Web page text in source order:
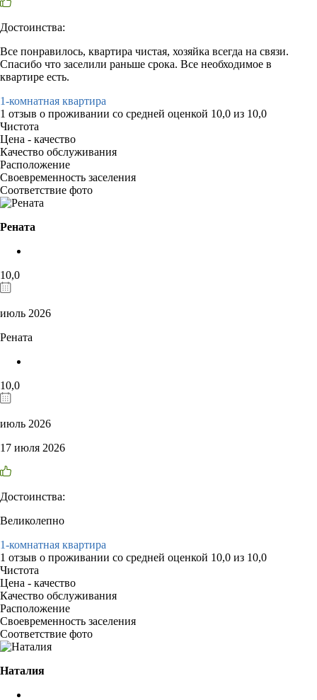
Достоинства:
Все понравилось, квартира чистая, хозяйка всегда на связи.
Спасибо что заселили раньше срока. Все необходимое в
квартире есть.
1-комнатная квартира
1 отзыв о проживании со средней оценкой 10,0 из 10,0
Чистота
Цена - качество
Качество обслуживания
Расположение
Своевременность заселения
Соответствие фото
Рената
10,0
июль 2026
Рената
10,0
июль 2026
17 июля 2026
Достоинства:
Великолепно
1-комнатная квартира
1 отзыв о проживании со средней оценкой 10,0 из 10,0
Чистота
Цена - качество
Качество обслуживания
Расположение
Своевременность заселения
Соответствие фото
Наталия